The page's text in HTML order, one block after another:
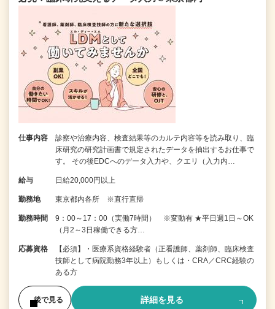
仕事内容
診察や治療内容、検査結果等のカルテ内容等を読み取り、臨
床研究の研究計画書で規定されたデータを抽出するお仕事で
す。 その後EDCへのデータ入力や、クエリ（入力内…
給与 日給20,000円以上
勤務地 東京都内各所 ※直行直帰
勤務時間
9：00～17：00（実働7時間） ※変動有 ★平日週1日～OK
（月2～3日稼働できる方…
応募資格
【必須】・医療系資格経験者（正看護師、薬剤師、臨床検査
技師として病院勤務3年以上）もしくは・CRA／CRC経験の
ある方
後で見る 詳細を見る